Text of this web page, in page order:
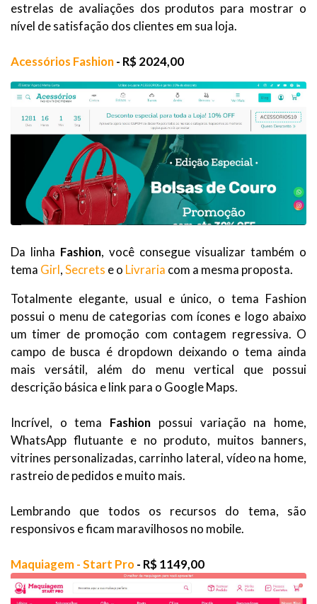
estrelas de avaliações dos produtos para mostrar o
nível de satisfação dos clientes em sua loja.
Acessórios Fashion- R$ 2024,00
Da linha Fashion, você consegue visualizar também o
tema Girl,Secrets e o Livraria com a mesma proposta.
Totalmente elegante, usual e único, o tema Fashion
possui o menu de categorias com ícones e logo abaixo
um timer de promoção com contagem regressiva. O
campo de busca é dropdown deixando o tema ainda
mais versátil, além do menu vertical que possui
descrição básica e link para o Google Maps.
Incrível, o tema Fashion possui variação na home,
WhatsApp flutuante e no produto, muitos banners,
vitrines personalizadas, carrinho lateral, vídeo na home,
rastreio de pedidos e muito mais.
Lembrando que todos os recursos do tema, são
responsivos e ficam maravilhosos no mobile.
Maquiagem - Start Pro- R$ 1149,00